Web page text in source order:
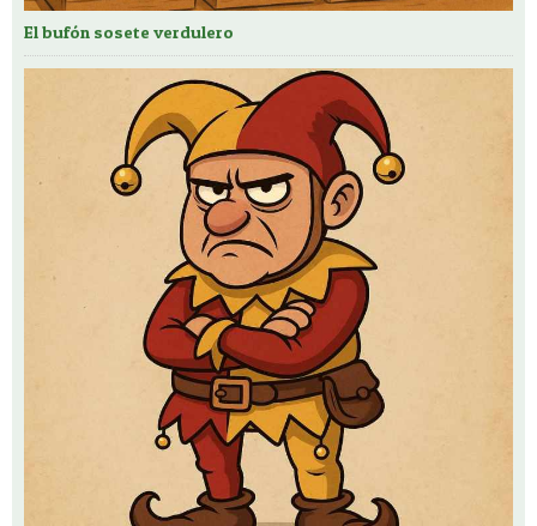
El bufón sosete verdulero